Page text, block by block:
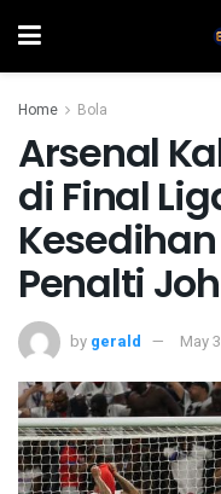
Home Bola
Arsenal
di Final
Penalti
by gerald May